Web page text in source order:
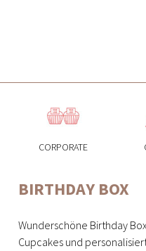
BIRTHDAY BOX
Wunderschöne Birthday
Cupcakes und
CORPORATE